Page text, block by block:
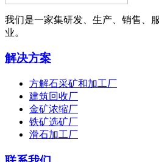
我们是一家集研发、生产、销售、
业。
解决方案
方解石采矿和加工厂
建筑回收厂
金矿浓缩厂
铁矿选矿厂
滑石加工厂